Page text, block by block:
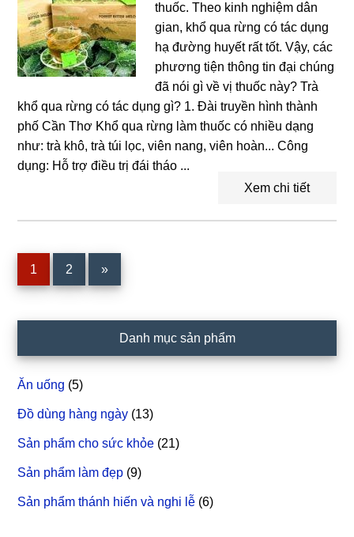
thuốc. Theo kinh nghiệm dân
gian, khổ qua rừng có tác dụng
hạ đường huyết rất tốt. Vậy, các
phương tiện thông tin đại chúng
đã nói gì về vị thuốc này? Trà
khổ qua rừng có tác dụng gì? 1. Đài truyền hình thành
phố Cần Thơ Khổ qua rừng làm thuốc có nhiều dạng
như: trà khô, trà túi lọc, viên nang, viên hoàn... Công
dụng: Hỗ trợ điều trị đái tháo ...
Xem chi tiết
Trang
1 Trang
2 »
chính
Danh mục sản phẩm
Ăn uống (5)
Đồ dùng hàng ngày (13)
Sản phẩm cho sức khỏe (21)
Sản phẩm làm đẹp (9)
Sản phẩm thánh hiến và nghi lễ (6)